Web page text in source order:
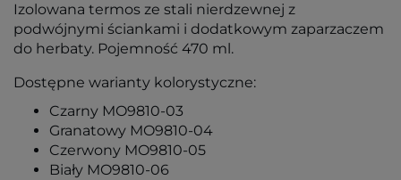
Izolowana termos ze stali nierdzewnej z
podwójnymi ściankami i dodatkowym zaparzaczem
do herbaty. Pojemność 470 ml.
Dostępne warianty kolorystyczne:
Czarny MO9810-03
Granatowy MO9810-04
Czerwony MO9810-05
Biały MO9810-06